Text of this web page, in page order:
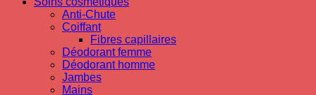
Anti-Chute
Coiffant
Fibres capillaires
Déodorant femme
Déodorant homme
Jambes
Mains